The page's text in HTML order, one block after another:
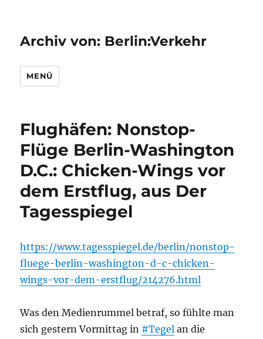
Archiv von: Berlin:Verkehr
MENÜ
Flughäfen: Nonstop-
Flüge Berlin-Washington
D.C.: Chicken-Wings vor
dem Erstflug, aus Der
Tagesspiegel
https://www.tagesspiegel.de/berlin/nonstop-
fluege-berlin-washington-d-c-chicken-
wings-vor-dem-erstflug/214276.html
Was den Medienrummel betraf, so fühlte man
sich gestern Vormittag in #Tegel an die